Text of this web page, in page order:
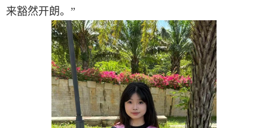
来豁然开朗。”